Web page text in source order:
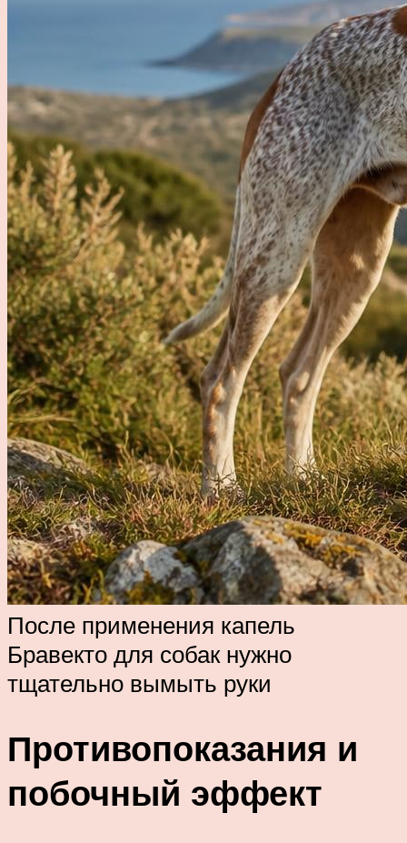
После применения капель
Бравекто для собак нужно
тщательно вымыть руки
Противопоказания и
побочный эффект